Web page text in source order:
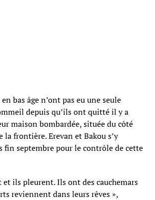
bas âge n’ont pas eu une seule
depuis qu’ils ont quitté il y a
maison bombardée, située du côté
la frontière. Erevan et Bakou s’y
fin septembre pour le contrôle de cette
ils pleurent. Ils ont des cauchemars
reviennent dans leurs rêves »,